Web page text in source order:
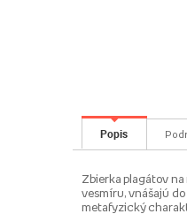
Popis
Zbierka plagátov
vesmíru, vnášajú
metafyzický